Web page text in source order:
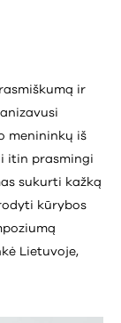
ir
menininkų iš
itin prasmingi
sukurti kažką
kūrybos
Lietuvoje,